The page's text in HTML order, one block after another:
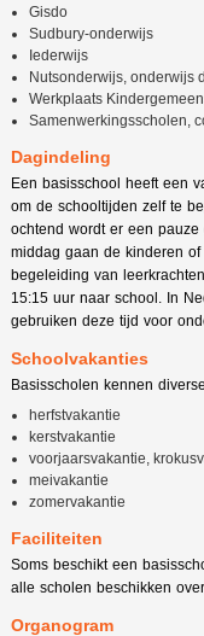
Gisdo
Sudbury-onderwijs
Iederwijs
Nutsonderwijs, onderwijs
Werkplaats
Samenwerkingsscholen,
Dagindeling
Een basisschool heeft een
om de schooltijden zelf te
ochtend wordt er een
middag gaan de kinderen
begeleiding van
15:15 uur naar school. In
gebruiken deze tijd voor
Schoolvakanties
Basisscholen kennen
herfstvakantie
kerstvakantie
voorjaarsvakantie,
meivakantie
zomervakantie
Faciliteiten
Soms beschikt een
alle scholen beschikken
Organogram